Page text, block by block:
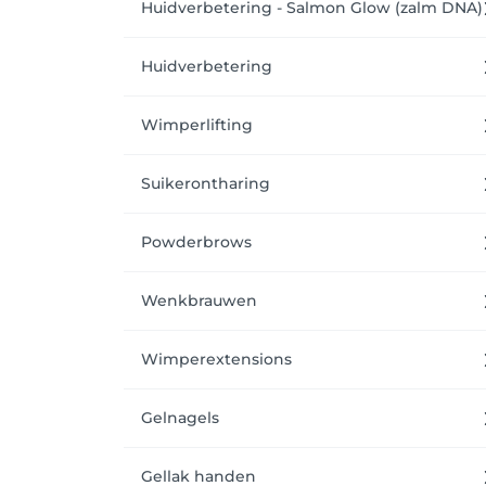
Huidverbetering - Salmon Glow (zalm DNA)
Huidverbetering
Wimperlifting
Suikerontharing
Powderbrows
Wenkbrauwen
Wimperextensions
Gelnagels
Gellak handen